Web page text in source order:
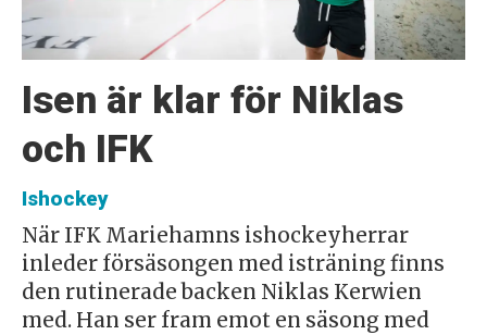
Isen är klar för Niklas
och IFK
Ishockey
När IFK Mariehamns ishockeyherrar
inleder försäsongen med isträning finns
den rutinerade backen Niklas Kerwien
med. Han ser fram emot en säsong med